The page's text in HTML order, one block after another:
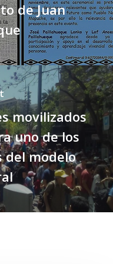
de Juan
movilizados
uno de los
del modelo